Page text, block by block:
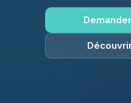
Découvrir